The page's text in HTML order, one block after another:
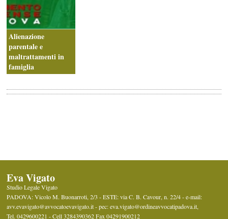
Alienazione
parentale e
maltrattamenti in
famiglia
Eva Vigato
Studio Legale Vigato
PADOVA: Vicolo M. Buonarroti, 2/3 - ESTE: via C. B. Cavour, n. 22/4 -e-mail:
avv.evavigato@avvocatoevavigato.it - pec: eva.vigato@ordineavvocatipadova.it,
Tel.0429600221 - Cell 3284390362Fax04291900212